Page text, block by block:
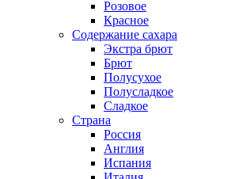
Розовое
Красное
Содержание сахара
Экстра брют
Брют
Полусухое
Полусладкое
Сладкое
Страна
Россия
Англия
Испания